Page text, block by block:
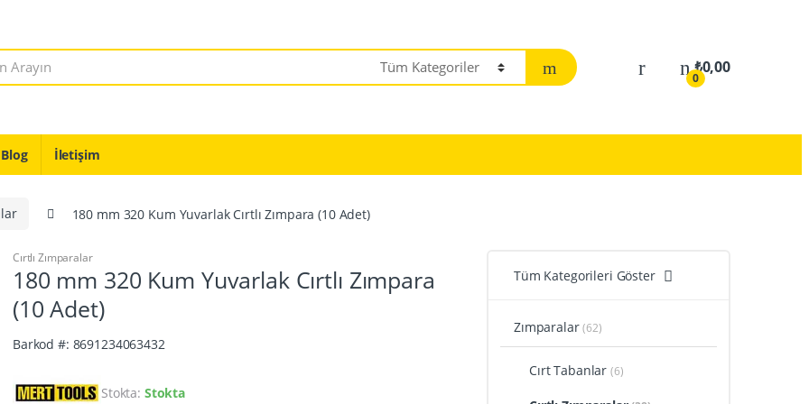
0
₺0,00
Blog İletişim
180 mm 320 Kum Yuvarlak Cırtlı Zımpara (10 Adet)
Cırtlı Zımparalar
180 mm 320 Kum Yuvarlak Cırtlı Zımpara
(10 Adet)
Barkod #: 8691234063432
Stokta: Stokta
Tüm Kategorileri Göster
Zımparalar(62)
Cırt Tabanlar(6)